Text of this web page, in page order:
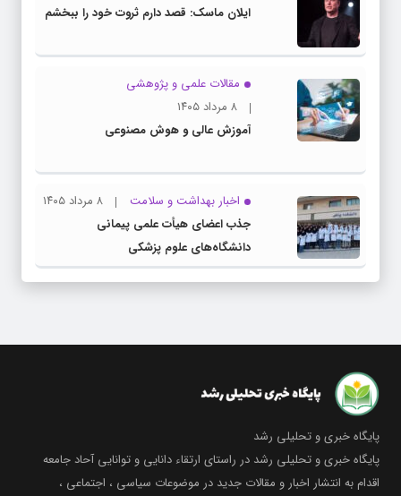
ایلان ماسک: قصد دارم ثروت خود را ببخشم
مقالات علمی و پژوهشی
۸ مرداد ۱۴۰۵
آموزش عالی و هوش مصنوعی
اخبار بهداشت و سلامت
۸ مرداد ۱۴۰۵
جذب اعضای هیأت علمی پیمانی
دانشگاه‌های علوم پزشکی
پایگاه خبری و تحلیلی رشد
پایگاه خبری و تحلیلی رشد در راستای ارتقاء دانایی و توانایی آحاد جامعه
اقدام به انتشار اخبار و مقالات جدید در موضوعات سیاسی ، اجتماعی ،